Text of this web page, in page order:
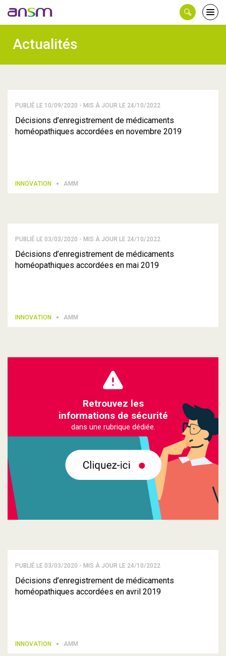
le
Actualités
PUBLIÉ LE 10/09/2020 - MIS À JOUR LE 24/10/2022
Décisions d’enregistrement de médicaments
homéopathiques accordées en novembre 2019
INNOVATION AMM
PUBLIÉ LE 03/03/2020 - MIS À JOUR LE 24/10/2022
Décisions d’enregistrement de médicaments
homéopathiques accordées en mai 2019
INNOVATION AMM
Retrouvez les
informations de sécurité
dans une rubrique dédiée.
PUBLIÉ LE 03/03/2020 - MIS À JOUR LE 24/10/2022
Décisions d’enregistrement de médicaments
homéopathiques accordées en avril 2019
INNOVATION AMM